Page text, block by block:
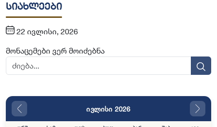
სიახლეები
22 ივლისი, 2026
მონაცემები ვერ მოიძებნა
ივლისი 2026